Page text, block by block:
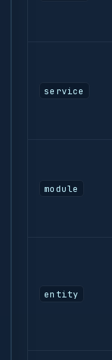
service
module
entity